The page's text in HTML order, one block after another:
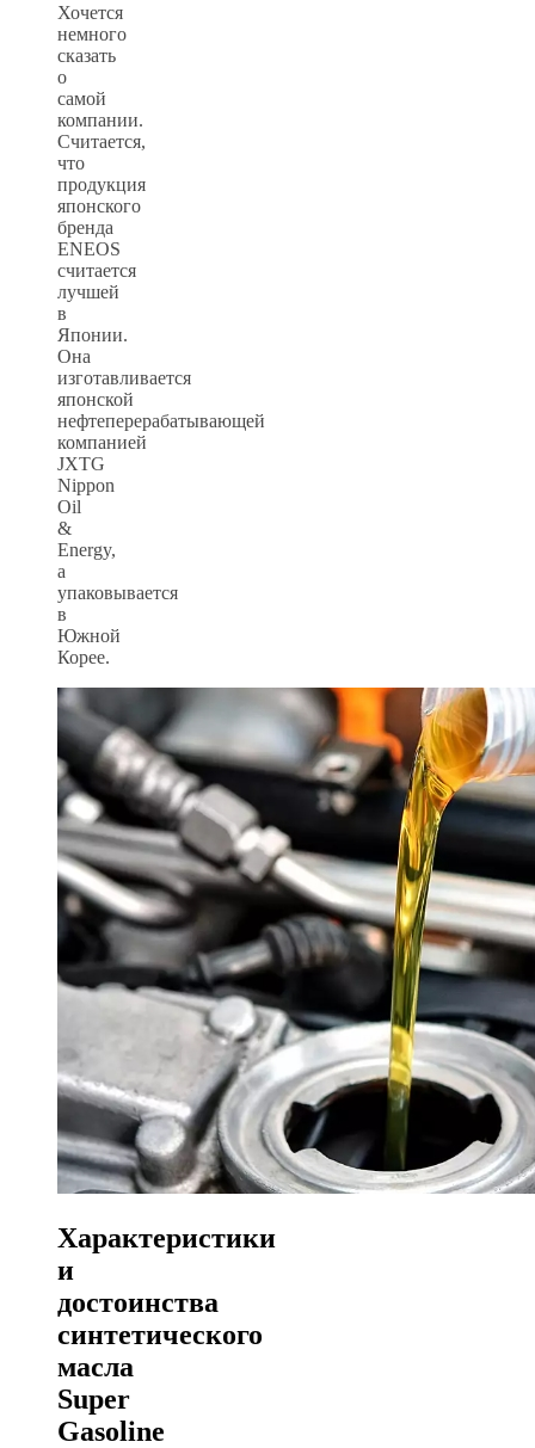
Хочется
немного
сказать
о
самой
компании.
Считается,
что
продукция
японского
бренда
ENEOS
считается
лучшей
в
Японии.
Она
изготавливается
японской
нефтеперерабатывающей
компанией
JXTG
Nippon
Oil
&
Energy,
а
упаковывается
в
Южной
Корее.
Характеристики
и
достоинства
синтетического
масла
Super
Gasoline